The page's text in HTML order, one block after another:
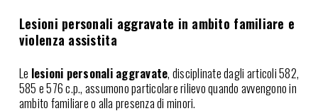
Lesioni personali aggravate in ambito familiare e
violenza assistita
Le lesioni personali aggravate, disciplinate dagli articoli 582,
585 e 576 c.p., assumono particolare rilievo quando avvengono in
ambito familiare o alla presenza di minori.